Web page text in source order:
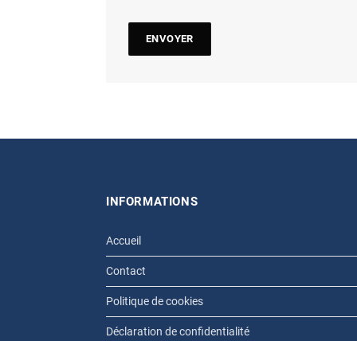
INFORMATIONS
Accueil
Contact
Politique de cookies
Déclaration de confidentialité